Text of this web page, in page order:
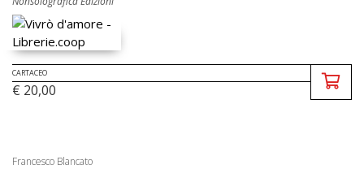
CARTACEO
€ 20,00
Francesco Blancato